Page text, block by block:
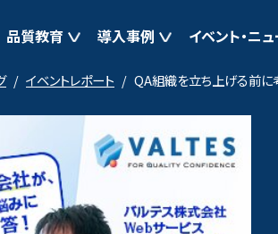
マイグレーションテスト支援
マイグレーション品質向上支援
PerfecTwin（現新比較ツール）
AI仕様書インスペクシ
品質教育
プラットフォーム バルデミー
導入事例 イベント・ニ
一覧
イベントレポート QA組織を立ち上げる前に